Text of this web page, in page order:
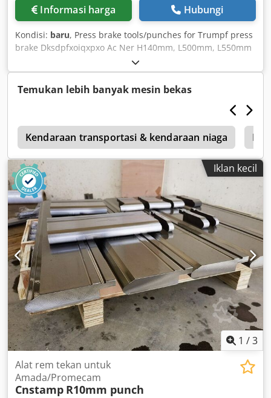
Informasi harga Hubungi
Kondisi: baru, Press brake tools/punches for Trumpf press
brake Dksdpfxoiqxpxo Ac Ner H140mm, L500mm, L550mm
Temukan lebih banyak mesin bekas
Kendaraan transportasi & kendaraan niaga
Iklan kecil
1 /3
Alat rem tekan untuk
Amada/Promecam
Cnstamp R10mm punch